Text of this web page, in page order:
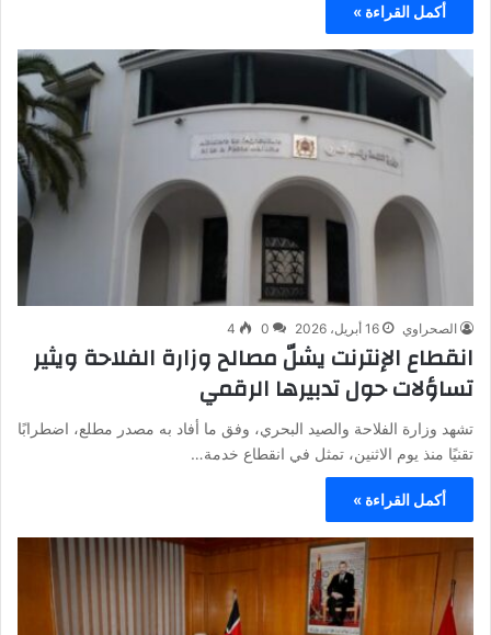
أكمل القراءة »
الصحراوي 16 أبريل، 2026 0
4
انقطاع الإنترنت يشلّ مصالح وزارة الفلاحة ويثير
تساؤلات حول تدبيرها الرقمي
تشهد وزارة الفلاحة والصيد البحري، وفق ما أفاد به مصدر مطلع، اضطرابًا
تقنيًا منذ يوم الاثنين، تمثل في انقطاع خدمة…
أكمل القراءة »